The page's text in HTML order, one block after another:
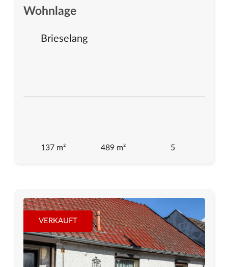
Wohnlage
Brieselang
137 m² 489 m² 5
VERKAUFT